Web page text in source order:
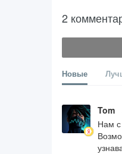
2
Новые
Tom
Нам с